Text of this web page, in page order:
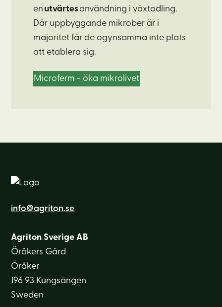
en utvärtesanvändning i växtodling.
Där uppbyggande mikrober är i
majoritet får de ogynsamma inte plats
att etablera sig.
Microferm - öka mikrolivet
info@agriton.se
Agriton Sverige AB
Öråkers Gård
Öråker
196 93 Kungsängen
Sweden